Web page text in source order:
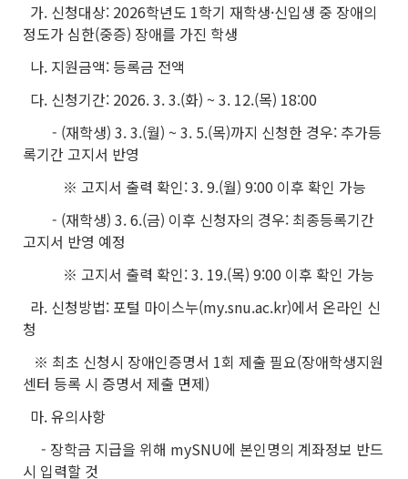
가. 신청대상: 2026학년도 1학기 재학생·신입생 중 장애의
정도가 심한(중증) 장애를 가진 학생
나. 지원금액: 등록금 전액
다. 신청기간: 2026. 3. 3.(화) ~ 3. 12.(목) 18:00
- (재학생) 3. 3.(월) ~ 3. 5.(목)까지 신청한 경우: 추가등
록기간 고지서 반영
※ 고지서 출력 확인: 3. 9.(월) 9:00 이후 확인 가능
- (재학생) 3. 6.(금) 이후 신청자의 경우: 최종등록기간
고지서 반영 예정
※ 고지서 출력 확인: 3. 19.(목) 9:00 이후 확인 가능
라. 신청방법: 포털 마이스누(my.snu.ac.kr)에서 온라인 신
청
※ 최초 신청시 장애인증명서 1회 제출 필요(장애학생지원
센터 등록 시 증명서 제출 면제)
마. 유의사항
- 장학금 지급을 위해 mySNU에 본인명의 계좌정보 반드
시 입력할 것